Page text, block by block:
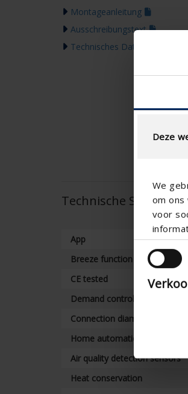
Deze
We
om
voor
Montageanleitung
Ausschreibungstext
Technisches Datenblatt
Technische
App
Breeze function
CE tested
Demand control
Connection diameter
Home automation
Air quality detection sensors
Heat conservation